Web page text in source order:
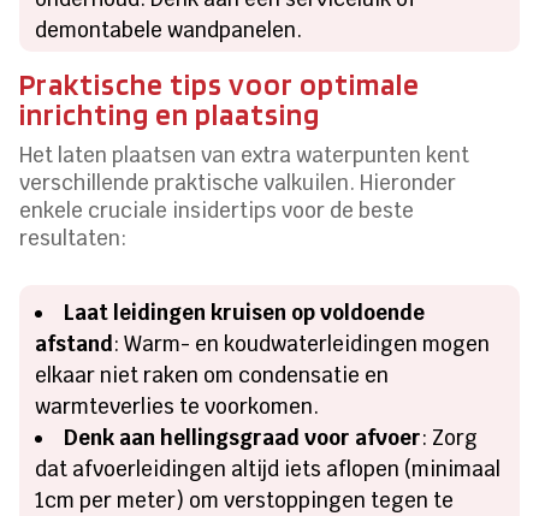
demontabele wandpanelen.
Praktische tips voor optimale
inrichting en plaatsing
Het laten plaatsen van extra waterpunten kent
verschillende praktische valkuilen. Hieronder
enkele cruciale insidertips voor de beste
resultaten:
Laat leidingen kruisen op voldoende
afstand: Warm- en koudwaterleidingen mogen
elkaar niet raken om condensatie en
warmteverlies te voorkomen.
Denk aan hellingsgraad voor afvoer: Zorg
dat afvoerleidingen altijd iets aflopen (minimaal
1cm per meter) om verstoppingen tegen te